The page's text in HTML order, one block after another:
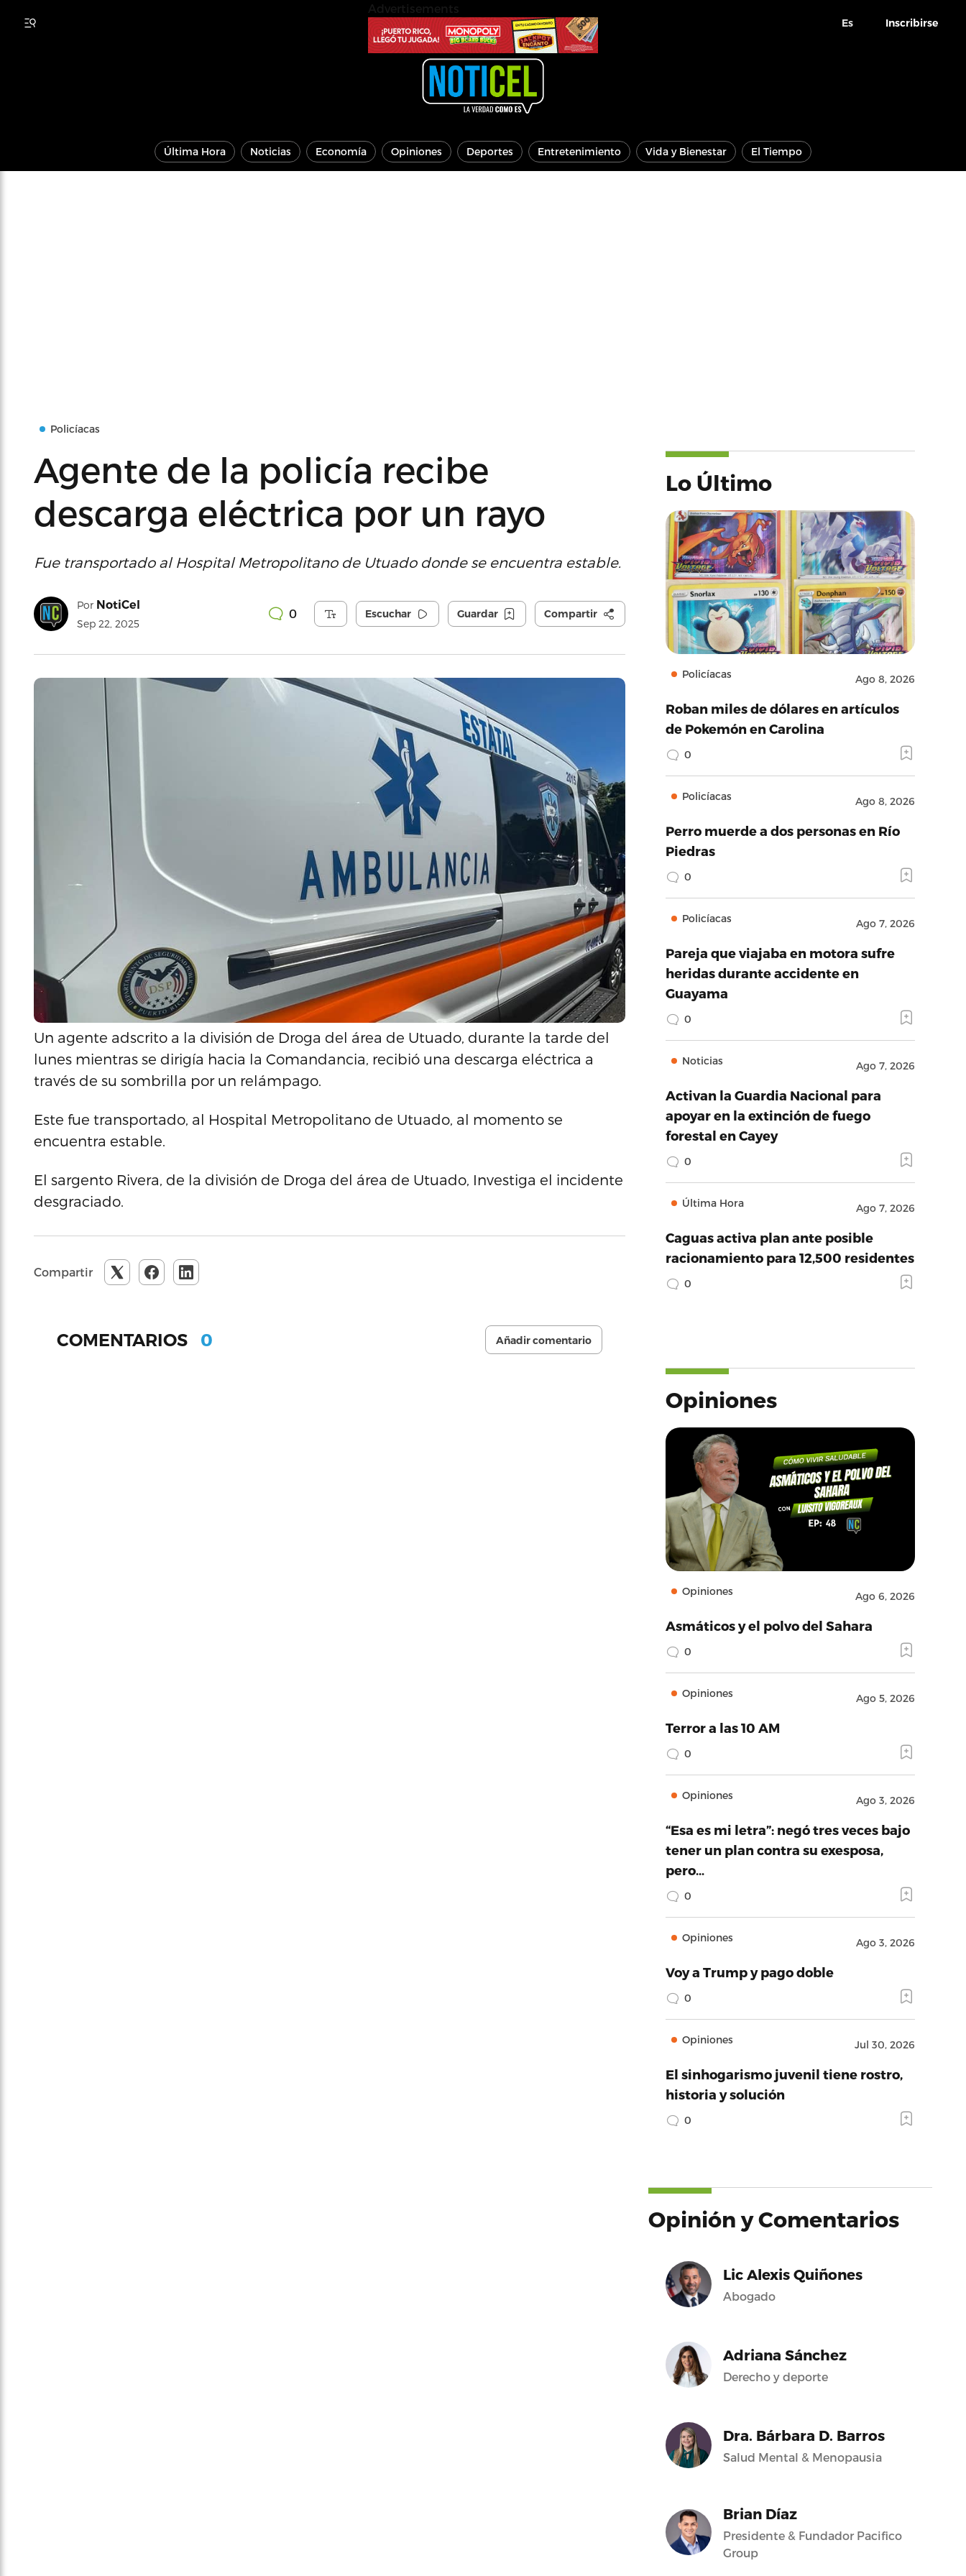
Es Inscribirse
Última Hora Noticias Economía Opiniones Deportes Entretenimiento Vida y Bienestar El Tiempo
Policíacas
Agente de la policía recibe
descarga eléctrica por un rayo
Fue transportado al Hospital Metropolitano de Utuado donde se encuentra estable.
Por NotiCel
Sep 22, 2025
0 Escuchar Guardar Compartir
Un agente adscrito a la división de Droga del área de Utuado, durante la tarde del
lunes mientras se dirigía hacia la Comandancia, recibió una descarga eléctrica a
través de su sombrilla por un relámpago.
Este fue transportado, al Hospital Metropolitano de Utuado, al momento se
encuentra estable.
El sargento Rivera, de la división de Droga del área de Utuado, Investiga el incidente
desgraciado.
Compartir
COMENTARIOS 0 Añadir comentario
Lo Último
Policíacas Ago 8, 2026
Roban miles de dólares en artículos
de Pokemón en Carolina
0
Policíacas Ago 8, 2026
Perro muerde a dos personas en Río
Piedras
0
Policíacas Ago 7, 2026
Pareja que viajaba en motora sufre
heridas durante accidente en
Guayama
0
Noticias Ago 7, 2026
Activan la Guardia Nacional para
apoyar en la extinción de fuego
forestal en Cayey
0
Última Hora Ago 7, 2026
Caguas activa plan ante posible
racionamiento para 12,500 residentes
0
Opiniones
Opiniones Ago 6, 2026
Asmáticos y el polvo del Sahara
0
Opiniones Ago 5, 2026
Terror a las 10 AM
0
Opiniones Ago 3, 2026
“Esa es mi letra”: negó tres veces bajo
tener un plan contra su exesposa,
pero…
0
Opiniones Ago 3, 2026
Voy a Trump y pago doble
0
Opiniones Jul 30, 2026
El sinhogarismo juvenil tiene rostro,
historia y solución
0
Opinión y Comentarios
Lic Alexis Quiñones
Abogado
Adriana Sánchez
Derecho y deporte
Dra. Bárbara D. Barros
Salud Mental & Menopausia
Brian Díaz
Presidente & Fundador Pacifico
Group